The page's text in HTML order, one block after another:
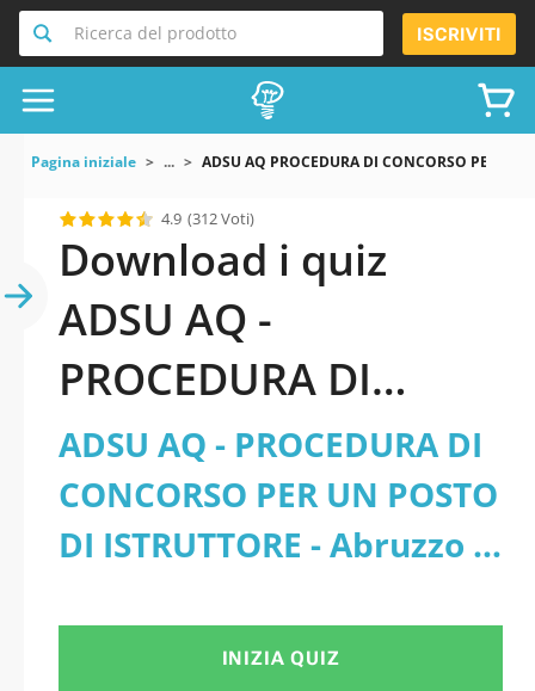
Ricerca del prodotto ISCRIVITI
Pagina iniziale ... ADSU AQ PROCEDURA DI CONCORSO PER
4.9 (312 Voti)
Download i quiz
ADSU AQ -
PROCEDURA DI
CONCORSO PER UN
POSTO DI
ISTRUTTORE -
Abruzzo - Azienda
per il Diritto agli
ADSU AQ - PROCEDURA DI
CONCORSO PER UN POSTO
DI ISTRUTTORE - Abruzzo -
Studi Universitari -
INIZIA QUIZ